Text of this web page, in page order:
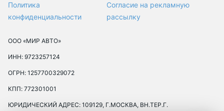
Политика
конфиденциальности
Согласие на рекламную
рассылку
ООО «МИР АВТО»
ИНН: 9723257124
ОГРН: 1257700329072
КПП: 772301001
ЮРИДИЧЕСКИЙ АДРЕС: 109129, Г.МОСКВА, ВН.ТЕР.Г.